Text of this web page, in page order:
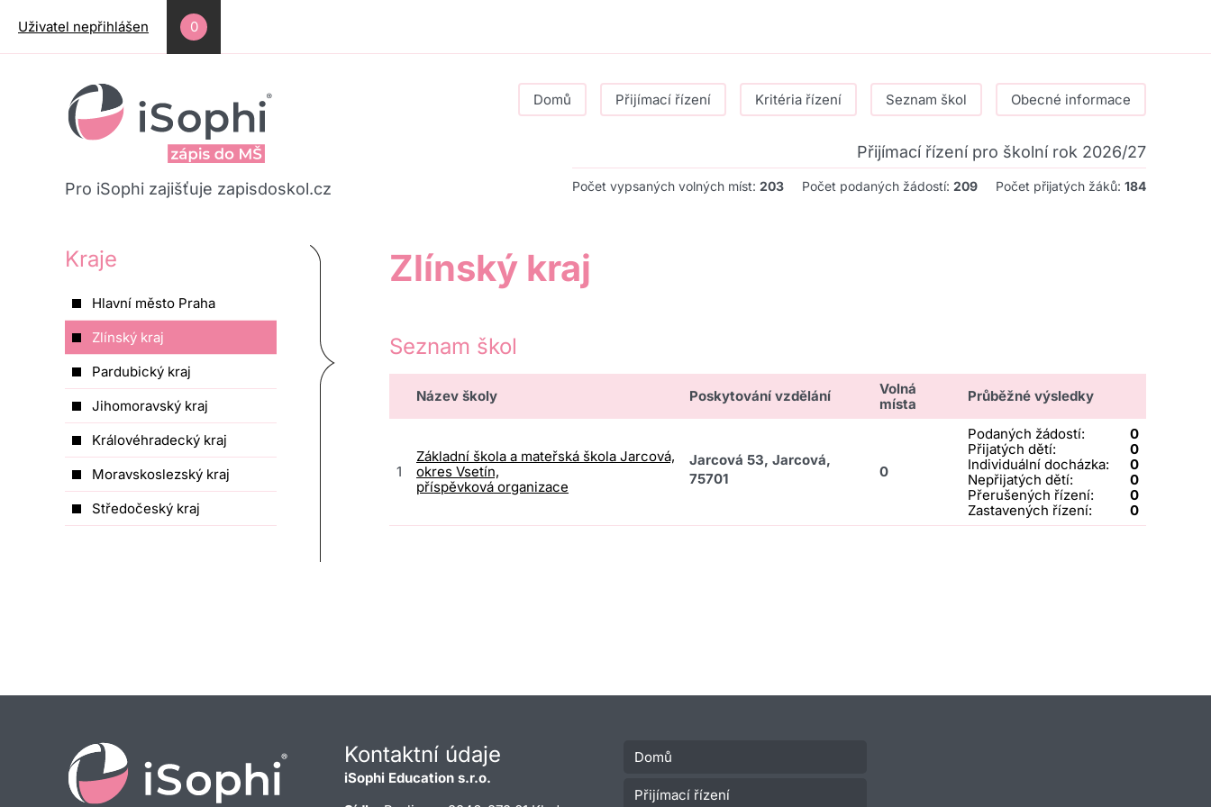
Uživatel nepřihlášen
0
Pro iSophi zajišťuje zapisdoskol.cz
Domů Přijímací řízení Kritéria řízení Seznam škol Obecné informace
Přijímací řízení pro školní rok 2026/27
Počet vypsaných volných míst: 203 Počet podaných žádostí: 209 Počet přijatých žáků: 184
Kraje
Hlavní město Praha
Zlínský kraj
Pardubický kraj
Jihomoravský kraj
Královéhradecký kraj
Moravskoslezský kraj
Středočeský kraj
Zlínský kraj
Seznam škol
Název školy Poskytování vzdělání
Volná
místa
Průběžné výsledky
1
Základní škola a mateřská škola Jarcová,
okres Vsetín,
příspěvková organizace
Jarcová 53, Jarcová,
75701
0
Podaných žádostí:
0
Přijatých dětí:
0
Individuální docházka:
0
Nepřijatých dětí:
0
Přerušených řízení:
0
Zastavených řízení:
0
Kontaktní údaje
iSophi Education s.r.o.
Domů
Přijímací řízení